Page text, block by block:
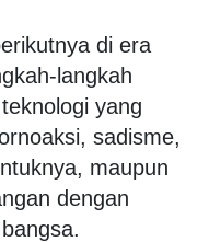
di era
langkah
yang
sadisme,
maupun
dengan